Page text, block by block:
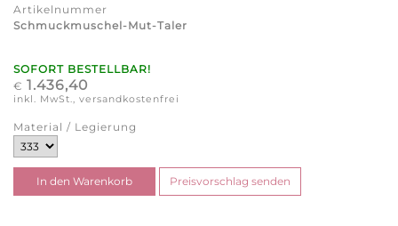
Artikelnummer
Schmuckmuschel-Mut-Taler
SOFORT BESTELLBAR!
€ 1.436,40
inkl. MwSt., versandkostenfrei
Material / Legierung